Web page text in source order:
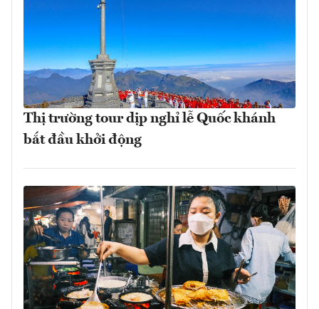
Thị trường tour dịp nghỉ lễ Quốc khánh
bắt đầu khởi động